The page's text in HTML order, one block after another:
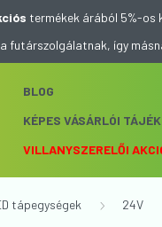
termékek árából 5%-os
futárszolgálatnak, így
BLOG
KÉPES VÁSÁRLÓI
VILLANYSZERELŐI
tápegységek 24V